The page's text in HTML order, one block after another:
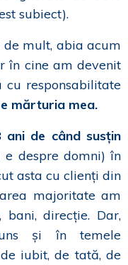
subiect).
de mult, abia acum
în cine am devenit
responsabilitate
mărturia mea.
ani de când susțin
despre domni) în
asta cu clienți din
majoritate am
bani, direcție. Dar,
și în temele
iubit, de tată, de